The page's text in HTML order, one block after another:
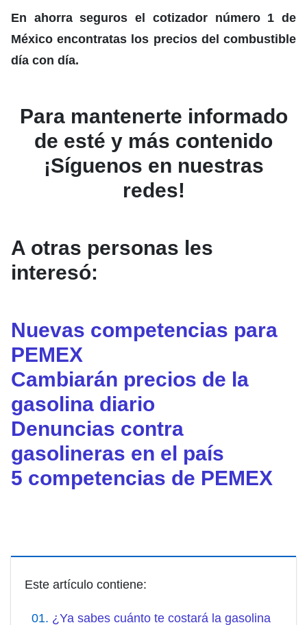
En ahorra seguros el cotizador número 1 de
México encontratas los precios del combustible
día con día.
Para mantenerte informado
de esté y más contenido
¡Síguenos en nuestras
redes!
A otras personas les
interesó:
Nuevas competencias para
PEMEX
Cambiarán precios de la
gasolina diario
Denuncias contra
gasolineras en el país
5 competencias de PEMEX
Este artículo contiene:
¿Ya sabes cuánto te costará la gasolina